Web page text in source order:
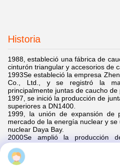
Historia
1988, estableció una fábrica de
cinturón triangular y accesorios de
1993Se estableció la empresa
Co., Ltd., y se registró la
principalmente juntas de caucho de
1997, se inició la producción de
superiores a DN1400.
1999, la unión de expansión de
mercado de la energía nuclear y
nuclear Daya Bay.
2000Se amplió la producción
metálicas y de conductos de aire
2007, solicitó y obtuvo 8 patentes
2008, se produjo la unión de goma